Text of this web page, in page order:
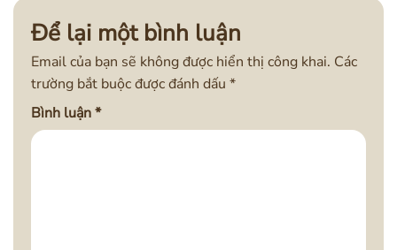
Để lại một bình luận
Email của bạn sẽ không được hiển thị công khai. Các
trường bắt buộc được đánh dấu *
Bình luận*